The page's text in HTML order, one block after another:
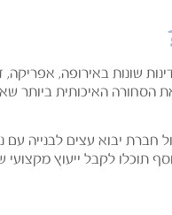
שונות באירופה, אפריקה,
הסחורה האיכותית ביותר
יבוא עצים לבנייה עם
תוכלו לקבל ייעוץ מקצועי